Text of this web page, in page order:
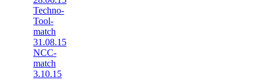
Techno-
Tool-
match
31.08.15
NCC-
match
3.10.15